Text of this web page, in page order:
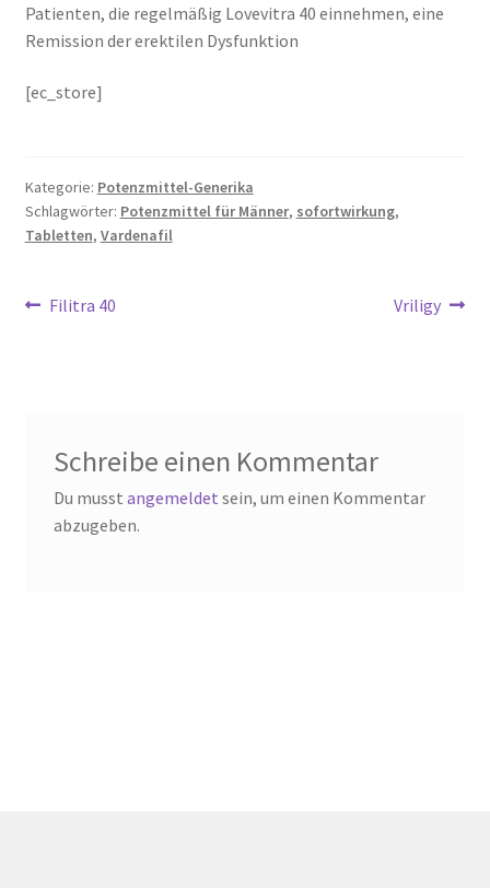
Patienten, die regelmäßig Lovevitra 40 einnehmen, eine
Remission der erektilen Dysfunktion
[ec_store]
Kategorie: Potenzmittel-Generika
Schlagwörter: Potenzmittel für Männer, sofortwirkung,
Tabletten, Vardenafil
Beitragsnavigation
Vorheriger
Filitra 40
Nächster
Vriligy
Schreibe einen Kommentar
Du musst angemeldet sein, um einen Kommentar
abzugeben.